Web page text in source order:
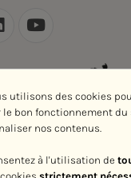
utilisons des cookies
le bon fonctionnement
nos contenus.
à l'utilisation de